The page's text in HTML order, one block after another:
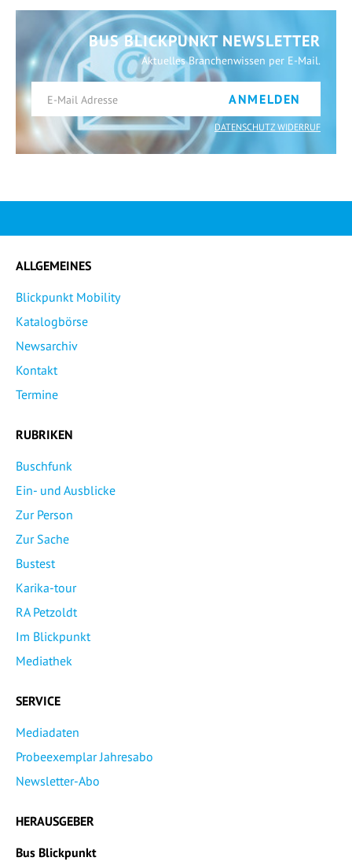
BUS BLICKPUNKT NEWSLETTER
Aktuelles Branchenwissen per E-Mail.
ANMELDEN
DATENSCHUTZ WIDERRUF
ALLGEMEINES
Blickpunkt Mobility
Katalogbörse
Newsarchiv
Kontakt
Termine
RUBRIKEN
Buschfunk
Ein- und Ausblicke
Zur Person
Zur Sache
Bustest
Karika-tour
RA Petzoldt
Im Blickpunkt
Mediathek
SERVICE
Mediadaten
Probeexemplar Jahresabo
Newsletter-Abo
HERAUSGEBER
Bus Blickpunkt